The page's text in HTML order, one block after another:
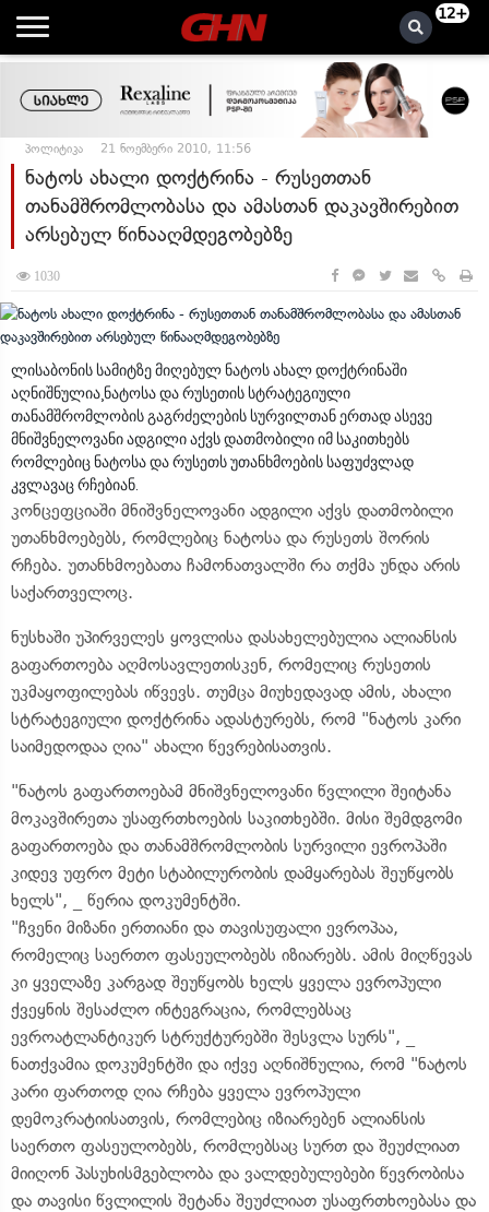
12+
პოლიტიკა 21 ნოემბერი 2010, 11:56
ნატოს ახალი დოქტრინა - რუსეთთან
თანამშრომლობასა და ამასთან დაკავშირებით
არსებულ წინააღმდეგობებზე
1030
ლისაბონის სამიტზე მიღებულ ნატოს ახალ დოქტრინაში
აღნიშნულია¸ნატოსა და რუსეთის სტრატეგიული
თანამშრომლობის გაგრძელების სურვილთან ერთად ასევე
მნიშვნელოვანი ადგილი აქვს დათმობილი იმ საკითხებს
რომლებიც ნატოსა და რუსეთს უთანხმოების საფუძვლად
კვლავაც რჩებიან.
კონცეფციაში მნიშვნელოვანი ადგილი აქვს დათმობილი
უთანხმოებებს, რომლებიც ნატოსა და რუსეთს შორის
რჩება. უთანხმოებათა ჩამონათვალში რა თქმა უნდა არის
საქართველოც.
ნუსხაში უპირველეს ყოვლისა დასახელებულია ალიანსის
გაფართოება აღმოსავლეთისკენ, რომელიც რუსეთის
უკმაყოფილებას იწვევს. თუმცა მიუხედავად ამის, ახალი
სტრატეგიული დოქტრინა ადასტურებს, რომ "ნატოს კარი
საიმედოდაა ღია" ახალი წევრებისათვის.
"ნატოს გაფართოებამ მნიშვნელოვანი წვლილი შეიტანა
მოკავშირეთა უსაფრთხოების საკითხებში. მისი შემდგომი
გაფართოება და თანამშრომლობის სურვილი ევროპაში
კიდევ უფრო მეტი სტაბილურობის დამყარებას შეუწყობს
ხელს", _ წერია დოკუმენტში.
"ჩვენი მიზანი ერთიანი და თავისუფალი ევროპაა,
რომელიც საერთო ფასეულობებს იზიარებს. ამის მიღწევას
კი ყველაზე კარგად შეუწყობს ხელს ყველა ევროპული
ქვეყნის შესაძლო ინტეგრაცია, რომლებსაც
ევროატლანტიკურ სტრუქტურებში შესვლა სურს", _
ნათქვამია დოკუმენტში და იქვე აღნიშნულია, რომ "ნატოს
კარი ფართოდ ღია რჩება ყველა ევროპული
დემოკრატიისათვის, რომლებიც იზიარებენ ალიანსის
საერთო ფასეულობებს, რომლებსაც სურთ და შეუძლიათ
მიიღონ პასუხისმგებლობა და ვალდებულებები წევრობისა
და თავისი წვლილის შეტანა შეუძლიათ უსაფრთხოებასა და